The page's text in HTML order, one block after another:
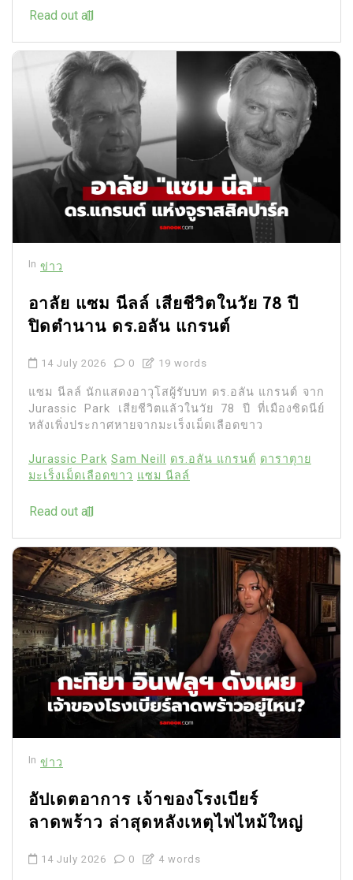
Read out all
In ข่าว
อาลัย แซม นีลล์ เสียชีวิตในวัย 78 ปี
ปิดตำนาน ดร.อลัน แกรนต์
14 July 2026 0 19 words
แซม นีลล์ นักแสดงอาวุโสผู้รับบท ดร.อลัน แกรนต์ จาก
Jurassic Park เสียชีวิตแล้วในวัย 78 ปี ที่เมืองซิดนีย์
หลังเพิ่งประกาศหายจากมะเร็งเม็ดเลือดขาว
Jurassic Park Sam Neill ดร.อลัน แกรนต์ ดาราตุาย
มะเร็งเม็ดเลือดขาว แซม นีลล์
Read out all
In ข่าว
อัปเดตอาการ เจ้าของโรงเบียร์
ลาดพร้าว ล่าสุดหลังเหตุไฟไหม้ใหญ่
14 July 2026 0 4 words